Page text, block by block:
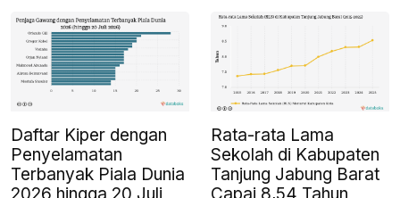
Daftar Kiper dengan
Penyelamatan
Terbanyak Piala Dunia
Rata-rata Lama
Sekolah di Kabupaten
Tanjung Jabung Barat